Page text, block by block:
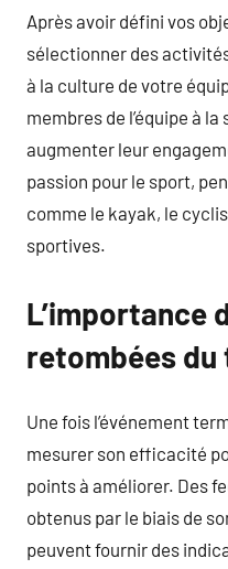
Après avoir défini vos
sélectionner des
à la culture de votre
membres de l’équipe à
augmenter leur
passion pour le sport,
comme le kayak, le
sportives.
L’importance
retombées du
Une fois l’événement
mesurer son efficacité
points à améliorer. Des
obtenus par le biais de
peuvent fournir des